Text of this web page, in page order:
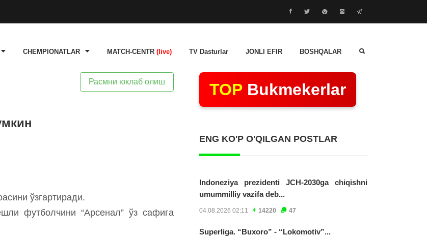
CHEMPIONATLAR MATCH-CENTR (live) TV Dasturlar JONLI EFIR BOSHQALAR
Расмни юклаб олиш
ўзгартиради.
футболчини “Арсенал” ўз сафига
TOP Bukmekerlar
ENG KO'P O'QILGAN POSTLAR
Indoneziya prezidenti JCH-2030ga chiqishni
umummilliy vazifa deb...
04.08.2026 02:11 14220 47
Superliga. “Buxoro” - “Lokomotiv”...